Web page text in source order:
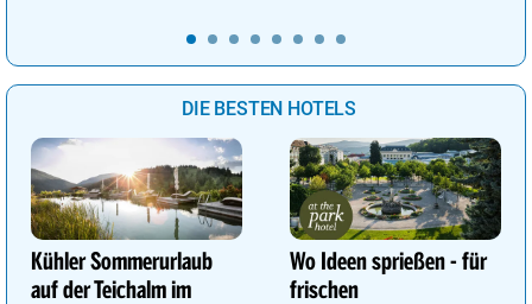
& Greet, Familien-Spa
uvm.
DIE BESTEN HOTELS
Kühler Sommerurlaub
auf der Teichalm im
Wo Ideen sprießen - für
frischen